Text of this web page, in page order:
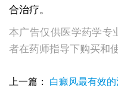
合治疗。
本广告仅供医学药学专
者在药师指导下购买和
上一篇： 白癜风最有效